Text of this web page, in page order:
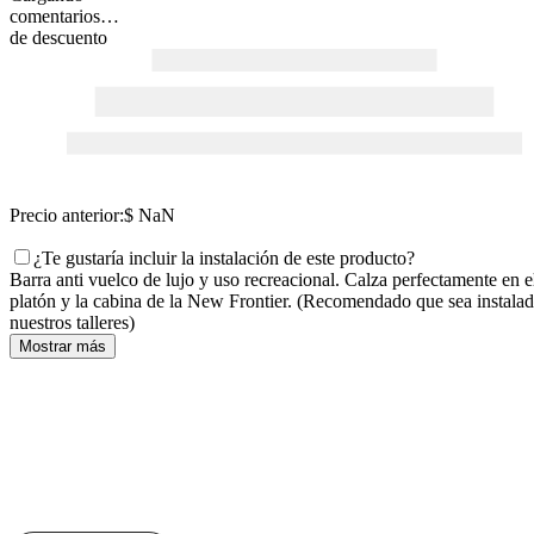
comentarios…
de descuento
Precio anterior:$ NaN
¿Te gustaría incluir la instalación de este producto?
Barra anti vuelco de lujo y uso recreacional. Calza perfectamente en
platón y la cabina de la New Frontier. (Recomendado que sea
nuestros talleres)
Mostrar más